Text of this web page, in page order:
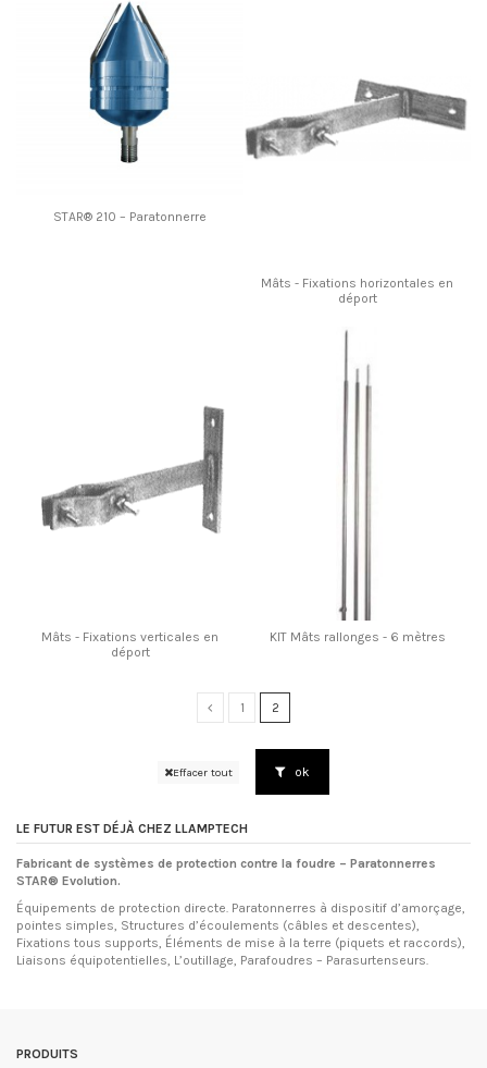
STAR® 210 – Paratonnerre
Mâts - Fixations horizontales en
déport
Mâts - Fixations verticales en
déport
KIT Mâts rallonges - 6 mètres
1 2
Effacer tout ok
LE FUTUR EST DÉJÀ CHEZ LLAMPTECH
Fabricant de systèmes de protection contre la foudre – Paratonnerres
STAR® Evolution.
Équipements de protection directe. Paratonnerres à dispositif d’amorçage,
pointes simples, Structures d’écoulements (câbles et descentes),
Fixations tous supports, Éléments de mise à la terre (piquets et raccords),
Liaisons équipotentielles, L’outillage, Parafoudres – Parasurtenseurs.
PRODUITS